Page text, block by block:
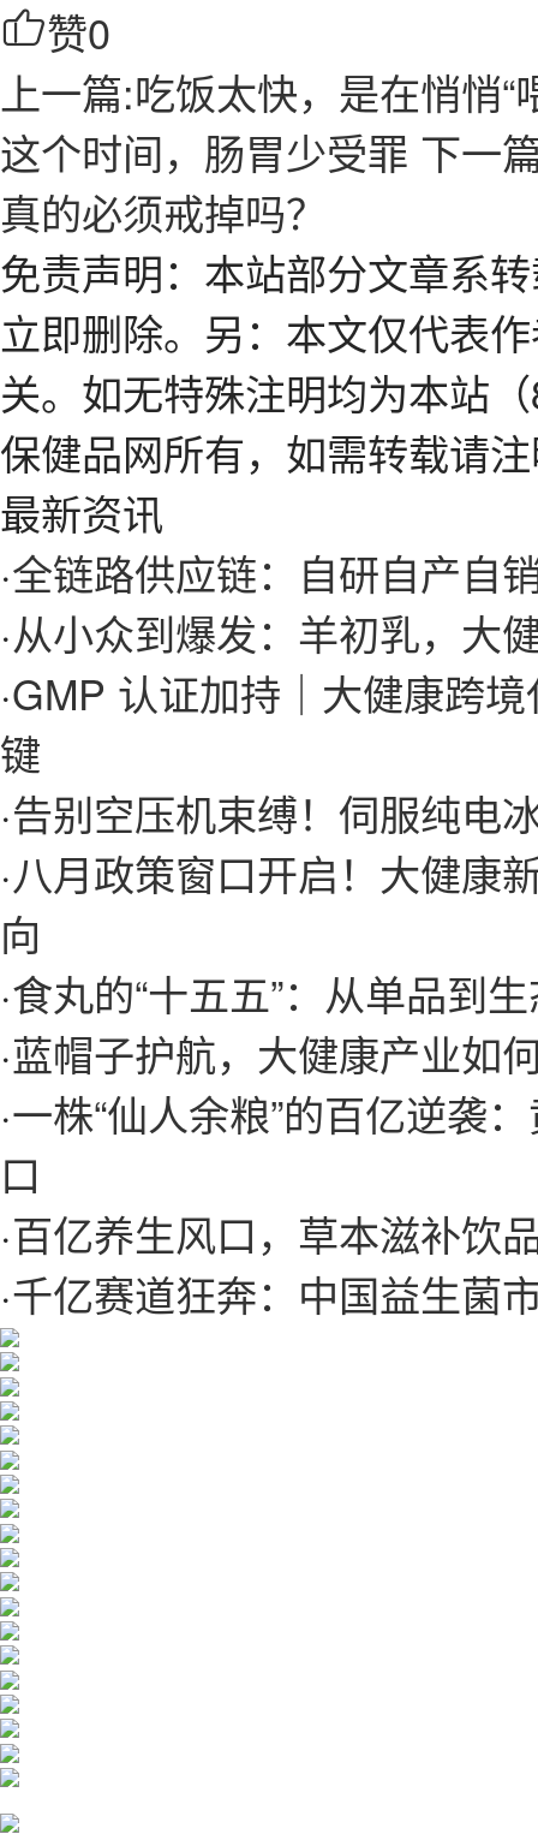
赞0
上一篇:吃饭太快，是在悄悄
这个时间，肠胃少受罪 下一
真的必须戒掉吗？
免责声明：本站部分文章系
立即删除。另：本文仅代表
关。如无特殊注明均为本站
保健品网所有，如需转载请
最新资讯
·全链路供应链：自研自产自
·从小众到爆发：羊初乳，大
·GMP 认证加持｜大健康跨
键
·告别空压机束缚！伺服纯电
·八月政策窗口开启！大健康
向
·食丸的“十五五”：从单品到
·蓝帽子护航，大健康产业如
·一株“仙人余粮”的百亿逆袭
口
·百亿养生风口，草本滋补饮
·千亿赛道狂奔：中国益生菌